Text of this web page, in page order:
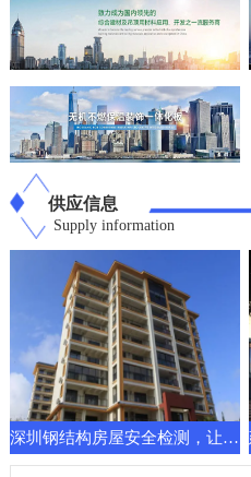
供应信息
Supply information
深圳钢结构房屋安全检测，让建筑换发新的功能要求